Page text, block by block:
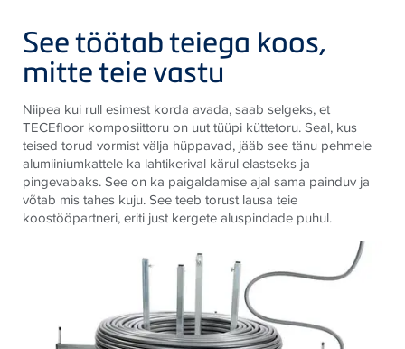
See töötab teiega koos,
mitte teie vastu
Niipea kui rull esimest korda avada, saab selgeks, et
TECEfloor komposiittoru on uut tüüpi küttetoru. Seal, kus
teised torud vormist välja hüppavad, jääb see tänu pehmele
alumiiniumkattele ka lahtikerival kärul elastseks ja
pingevabaks. See on ka paigaldamise ajal sama painduv ja
võtab mis tahes kuju. See teeb torust lausa teie
koostööpartneri, eriti just kergete aluspindade puhul.